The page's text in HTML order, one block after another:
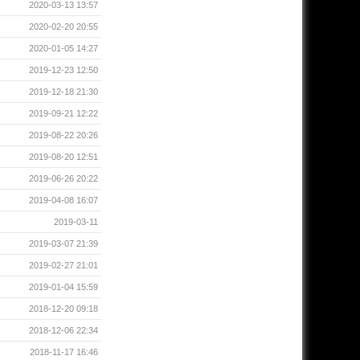
2020-03-13 13:57
2020-02-20 20:55
2020-01-05 14:27
2019-12-23 12:50
2019-12-18 21:30
2019-09-21 12:22
2019-08-22 20:26
2019-08-20 12:51
2019-06-26 20:22
2019-04-08 16:07
2019-03-11
2019-03-07 21:39
2019-02-27 21:01
2019-01-04 15:59
2018-12-20 09:18
2018-12-06 22:34
2018-11-17 16:46